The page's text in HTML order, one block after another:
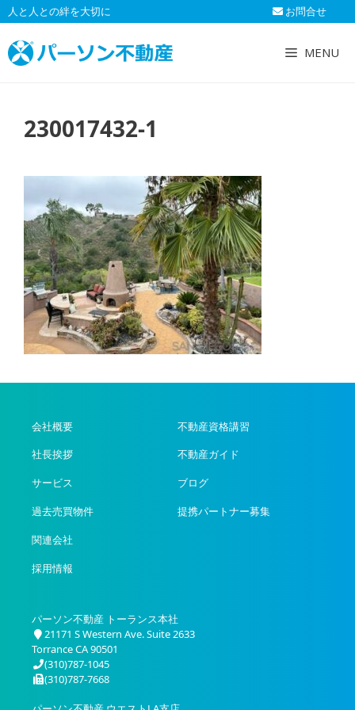
コ
ン
テ
ン
人と人との絆を大切に お問合せ
MENU
230017432-1
会社概要
社長挨拶
サービス
過去売買物件
関連会社
採用情報
不動産資格講習
不動産ガイド
ブログ
提携パートナー募集
パーソン不動産 トーランス本社
21171 S Western Ave. Suite 2633
Torrance CA 90501
(310)787-1045
(310)787-7668